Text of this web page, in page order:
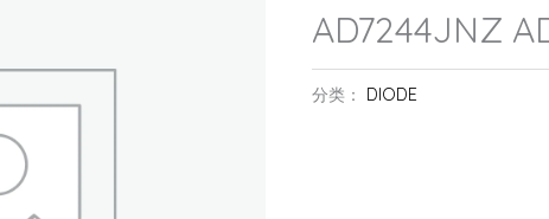
AD7244JNZ
分类： DIODE